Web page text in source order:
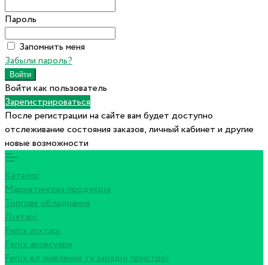
Пароль
Запомнить меня
Забыли пароль?
Войти как пользователь
Зарегистрироваться
После регистрации на сайте вам будет доступно
отслеживание состояния заказов, личный кабинет и другие
новые возможности
Каталог
Маркетингова продукція
Торгове обладнання
Ліхтарі
Fenix ліхтарі
Fenix аксесуари
Fenix ел живлення та зарядні пристрої